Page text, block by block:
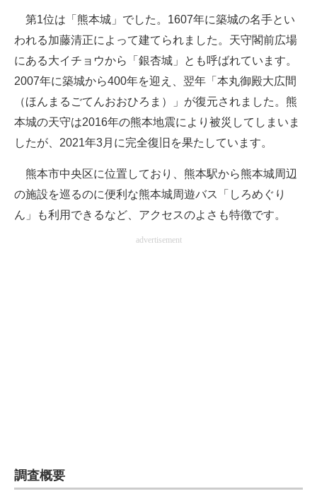
企業向けIT製品の総合サイト
製造業のIT導入・活用を支援
電子設計の基本と応用
エネルギーの専門メディア
第1位は「熊本城」でした。1607年に築城の名手とい
われる加藤清正によって建てられました。天守閣前広場
にある大イチョウから「銀杏城」とも呼ばれています。
2007年に築城から400年を迎え、翌年「本丸御殿大広間
（ほんまるごてんおおひろま）」が復元されました。熊
本城の天守は2016年の熊本地震により被災してしまいま
したが、2021年3月に完全復旧を果たしています。
熊本市中央区に位置しており、熊本駅から熊本城周辺
の施設を巡るのに便利な熊本城周遊バス「しろめぐり
ん」も利用できるなど、アクセスのよさも特徴です。
advertisement
調査概要